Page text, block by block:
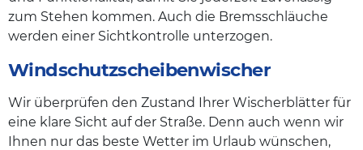
zum Stehen kommen. Auch die Bremsschläuche
werden einer Sichtkontrolle unterzogen.
Windschutzscheibenwischer
Wir überprüfen den Zustand Ihrer Wischerblätter für
eine klare Sicht auf der Straße. Denn auch wenn wir
Ihnen nur das beste Wetter im Urlaub wünschen,